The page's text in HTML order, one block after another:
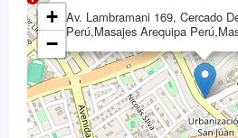
Av. Lambramani 169, Cercado
Perú,Masajes Arequipa
+
−